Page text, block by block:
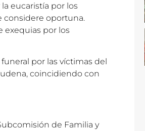
eucaristía por los
considere oportuna.
exequias por los
funeral por las víctimas del
coincidiendo con
de Familia y